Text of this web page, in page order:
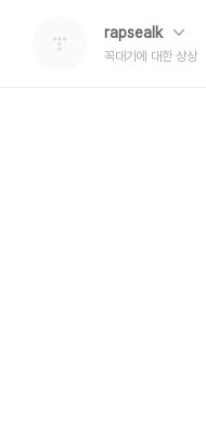
rapsealk
꼭대기에 대한 상상